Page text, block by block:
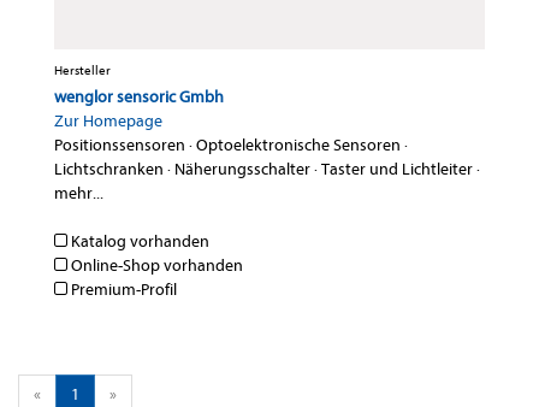
Hersteller
wenglor sensoric Gmbh
Zur Homepage
Positionssensoren ·Optoelektronische Sensoren ·
Lichtschranken · Näherungsschalter·Taster und Lichtleiter·
mehr...
Katalog vorhanden
Online-Shop vorhanden
Premium-Profil
« 1 »